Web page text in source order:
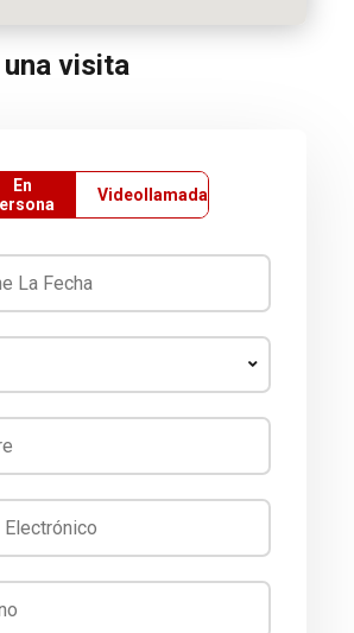
visita
En
Videollamada